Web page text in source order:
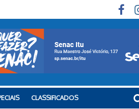
CLASSIFICADOS